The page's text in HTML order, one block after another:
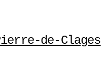
de-Clages